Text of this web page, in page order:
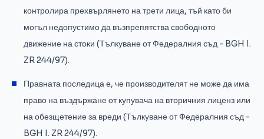
контролира прехвърлянето на трети лица, тъй като би
могъл недопустимо да възпрепятства свободното
движение на стоки (Тълкуване от Федералния съд - BGH I.
ZR 244/97).
Правната последица е, че производителят не може да има
право на въздържане от купувача на вторичния лиценз или
на обезщетение за вреди (Тълкуване от Федералния съд -
BGH I. ZR 244/97).